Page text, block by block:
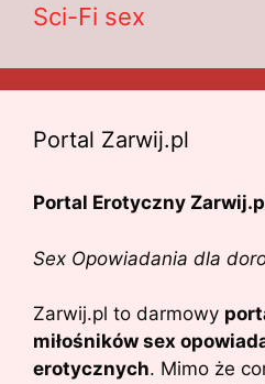
Sci-Fi sex
Portal Zarwij.pl
Portal Erotyczny
Sex Opowiadania dla
Zarwij.pl to darmowy
miłośników sex
erotycznych. Mimo że